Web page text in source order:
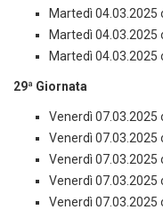
Martedì 04.03.2025
Martedì 04.03.2025
Martedì 04.03.2025
29ª Giornata
Venerdì 07.03.2025
Venerdì 07.03.2025
Venerdì 07.03.2025
Venerdì 07.03.2025
Venerdì 07.03.2025